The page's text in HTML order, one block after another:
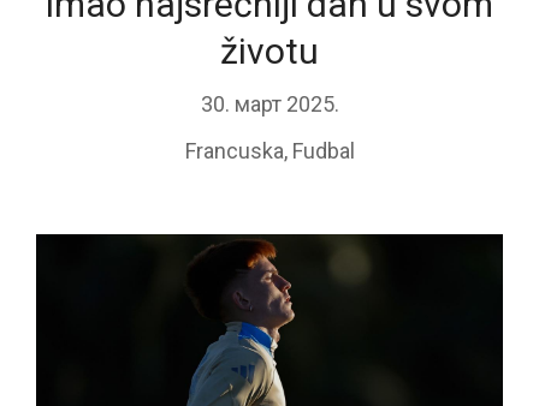
životu
30. март 2025.
Francuska, Fudbal